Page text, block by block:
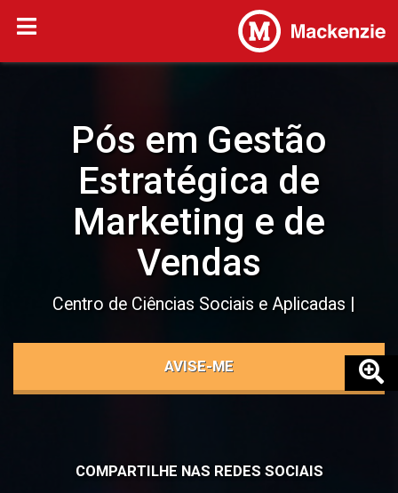
Pós em Gestão
Estratégica de
Marketing e de
Vendas
Centro de Ciências Sociais e Aplicadas
AVISE-ME
COMPARTILHE NAS REDES SOCIAIS